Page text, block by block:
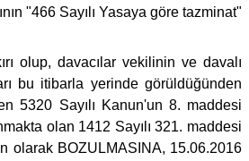
"466 Sayılı Yasaya göre tazminat"
olup, davacılar vekilinin ve davalı
bu itibarla yerinde görüldüğünden
5320 Sayılı Kanun'un 8. maddesi
olan 1412 Sayılı 321. maddesi
olarak BOZULMASINA, 15.06.2016